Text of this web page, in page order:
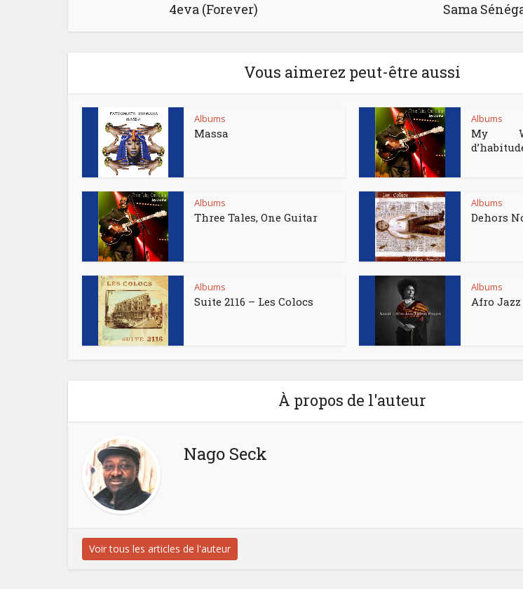
4eva (Forever) Sama
Vous aimerez peut-être aussi
Albums
Massa
Albums
My
Albums
Three Tales, One Guitar
Albums
Dehors
Albums
Suite 2116 – Les Colocs
Albums
Afro Jazz
À propos de l'auteur
Nago Seck
Voir tous les articles de l'auteur